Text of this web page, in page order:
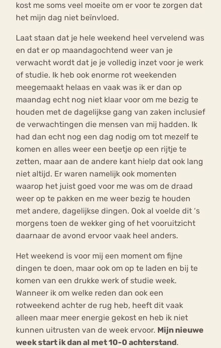
kost me soms veel moeite om er voor te zorgen dat
het mijn dag niet beïnvloed.
Laat staan dat je hele weekend heel vervelend was
en dat er op maandagochtend weer van je
verwacht wordt dat je je volledig inzet voor je werk
of studie. Ik heb ook enorme rot weekenden
meegemaakt helaas en vaak was ik er dan op
maandag echt nog niet klaar voor om me bezig te
houden met de dagelijkse gang van zaken inclusief
de verwachtingen die mensen van mij hadden. Ik
had dan echt nog een dag nodig om tot mezelf te
komen en alles weer een beetje op een rijtje te
zetten, maar aan de andere kant hielp dat ook lang
niet altijd. Er waren namelijk ook momenten
waarop het juist goed voor me was om de draad
weer op te pakken en me weer bezig te houden
met andere, dagelijkse dingen. Ook al voelde dit ‘s
morgens toen de wekker ging of het vooruitzicht
daarnaar de avond ervoor vaak heel anders.
Het weekend is voor mij een moment om fijne
dingen te doen, maar ook om op te laden en bij te
komen van een drukke werk of studie week.
Wanneer ik om welke reden dan ook een
rotweekend achter de rug heb, heeft dit vaak
alleen maar meer energie gekost en heb ik niet
kunnen uitrusten van de week ervoor. Mijn nieuwe
week start ik dan al met 10-0 achterstand.